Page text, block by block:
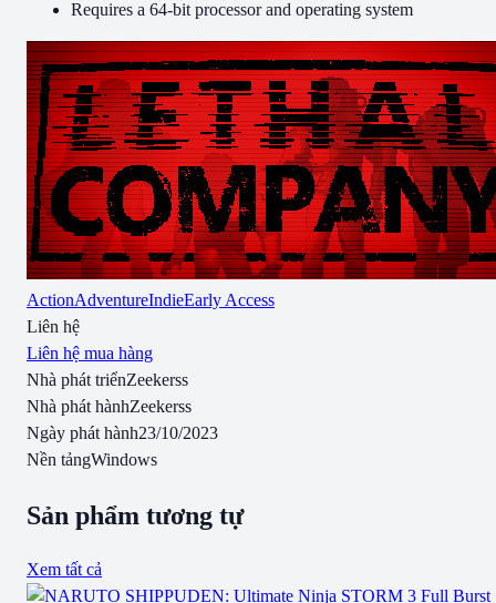
Requires a 64-bit processor and operating system
ActionAdventureIndieEarly Access
Liên hệ
Liên hệ mua hàng
Nhà phát triểnZeekerss
Nhà phát hànhZeekerss
Ngày phát hành23/10/2023
Nền tảngWindows
Sản phẩm tương tự
Xem tất cả